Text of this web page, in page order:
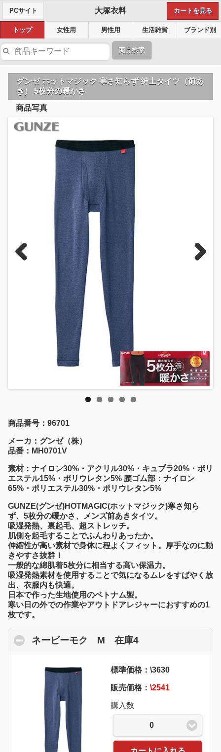
PCサイト 大塚衣料 カートを見る
トップ 女性用 男性用 生活雑貨 ブランド別
商品検索
グンゼ ホットマジック 寒さ知らず 紳士タイツ（前あ
き） 5枚分の暖かさ
商品写真
商品番号：96701
メーカ：グンゼ（株）
品番：MH0701V
素材：ナイロン30%・アクリル30%・キュプラ20%・ポリ
エステル15%・ポリウレタン5% 腰ゴム部：ナイロン
65%・ポリエステル30%・ポリウレタン5%
GUNZE(グンゼ)HOTMAGIC(ホットマジック)寒さ知ら
ず、5枚分の暖かさ、メンズ前あきタイツ。
吸湿発熱、裏起毛、超ストレッチ。
肌側を起毛することでふんわりあったか。
伸縮性が高い素材で身体に程よくフィット。厚手なのに動
きやすさ抜群！
一般的な綿肌着5枚分に相当する高い保温力。
吸湿発熱素材を使用することで気になるムレをすばやく放
出、衣服内も快適。
日本で作った生地使用のベトナム製。
寒い日の外での作業やアウトドアレジャーにおすすめの1
枚です。
ネービーモク M 在庫4click to collapse
標準価格：\3630
販売価格： \2541
購入数
0